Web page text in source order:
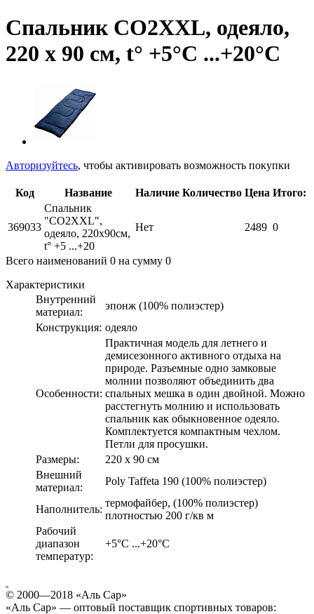
Спальник СО2XXL, одеяло,
220 х 90 см, t° +5°C ...+20°C
Авторизуйтесь, чтобы активировать возможность покупки
Код Название Наличие Количество Цена Итого:
369033
Спальник
"СО2XXL",
одеяло, 220х90см,
t° +5 ...+20
Нет 2489 0
Всего наименований 0 на сумму 0
Характеристики
Внутренний
материал:
эпонж (100% полиэстер)
Конструкция: одеяло
Особенности:
Практичная модель для летнего и
демисезонного активного отдыха на
природе. Разъемные одно замковые
молнии позволяют объединить два
спальных мешка в один двойной. Можно
расстегнуть молнию и использовать
спальник как обыкновенное одеяло.
Комплектуется компактным чехлом.
Петли для просушки.
Размеры:
220 х 90 см
Внешний
материал:
Poly Taffeta 190 (100% полиэстер)
Наполнитель:
термофайбер, (100% полиэстер)
плотностью 200 г/кв м
Рабочий
диапазон
температур:
+5°C ...+20°C
© 2000—2018 «Аль Сар»
«Аль Сар» — оптовый поставщик спортивных товаров: